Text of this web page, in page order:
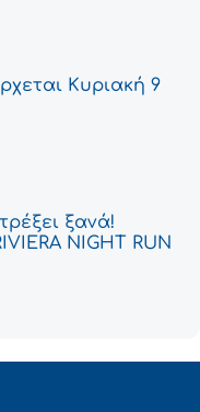
Κυριακή 9
ξανά!
NIGHT RUN